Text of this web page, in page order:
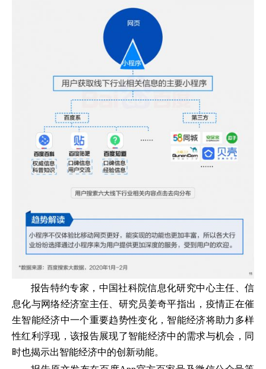
报告特约专家，中国社科院信息化研究中心主任、信
息化与网络经济室主任、研究员姜奇平指出，疫情正在催
生智能经济中一个重要趋势性变化，智能经济将助力多样
性红利浮现，该报告展现了智能经济中的需求与机会，同
时也揭示出智能经济中的创新动能。